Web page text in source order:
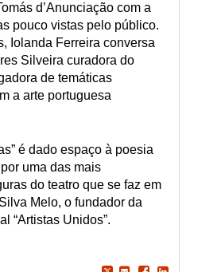
d’Anunciação com a
pouco vistas pelo público.
Iolanda Ferreira conversa
Silveira curadora do
de temáticas
a arte portuguesa
é dado espaço à poesia
uma das mais
do teatro que se faz em
Melo, o fundador da
“Artistas Unidos”.